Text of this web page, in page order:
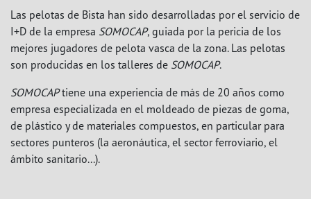
Las pelotas de Bista han sido desarrolladas por el servicio de
I+D de la empresa SOMOCAP, guiada por la pericia de los
mejores jugadores de pelota vasca de la zona. Las pelotas
son producidas en los talleres de SOMOCAP.
SOMOCAPtiene una experiencia de más de 20 años como
empresa especializada en el moldeado de piezas de goma,
de plástico y de materiales compuestos, en particular para
sectores punteros (la aeronáutica, el sector ferroviario, el
ámbito sanitario...).